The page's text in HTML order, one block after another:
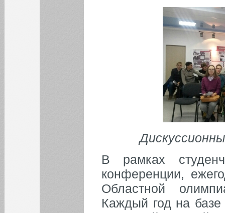
В рамках
конференции,
Областной
Каждый год на